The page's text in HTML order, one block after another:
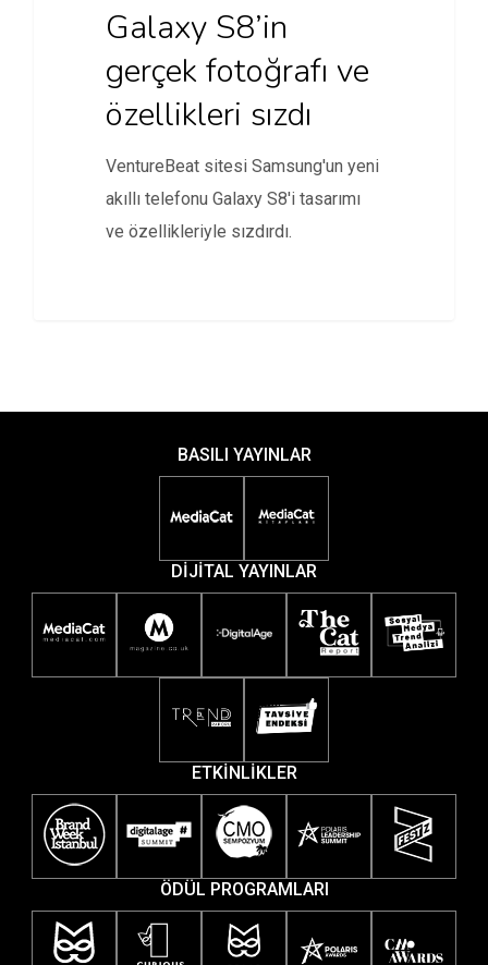
Galaxy S8’in
gerçek fotoğrafı ve
özellikleri sızdı
VentureBeat sitesi Samsung'un yeni
akıllı telefonu Galaxy S8'i tasarımı
ve özellikleriyle sızdırdı.
BASILI YAYINLAR
DİJİTAL YAYINLAR
ETKİNLİKLER
ÖDÜL PROGRAMLARI